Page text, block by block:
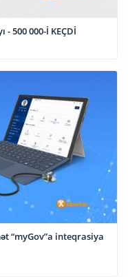
“ASAN ödəniş”də şəxsi kabinetlərin sayı - 500 000-İ KEÇDİ
“myGov”a inteqrasiya